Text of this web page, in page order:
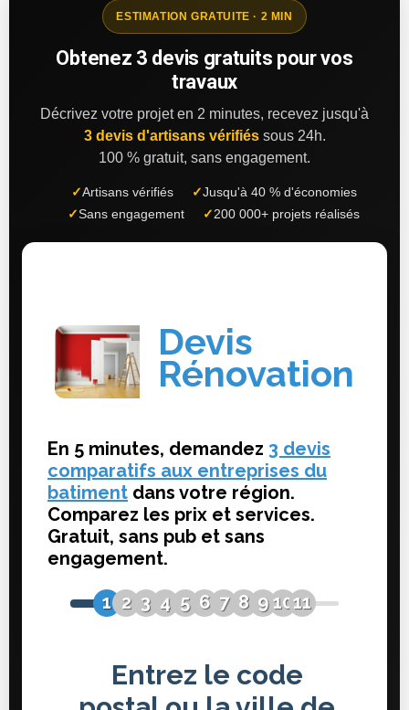
ESTIMATION GRATUITE · 2 MIN
Obtenez 3 devis gratuits pour vos
travaux
Décrivez votre projet en 2 minutes, recevez jusqu'à
3 devis d'artisans vérifiéssous 24h.
100 % gratuit, sans engagement.
✓Artisans vérifiés ✓Jusqu'à 40 % d'économies
✓Sans engagement ✓200 000+ projets réalisés